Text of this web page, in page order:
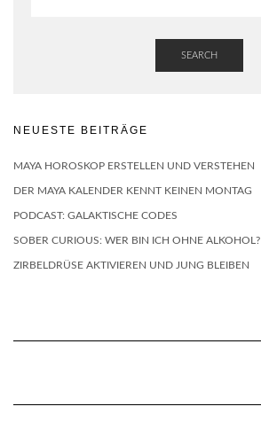
SEARCH
NEUESTE BEITRÄGE
MAYA HOROSKOP ERSTELLEN UND VERSTEHEN
DER MAYA KALENDER KENNT KEINEN MONTAG
PODCAST: GALAKTISCHE CODES
SOBER CURIOUS: WER BIN ICH OHNE ALKOHOL?
ZIRBELDRÜSE AKTIVIEREN UND JUNG BLEIBEN